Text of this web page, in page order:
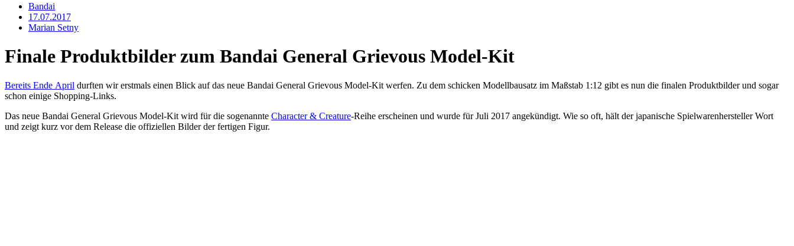
Bandai
17.07.2017
Marian Setny
Finale Produktbilder zum Bandai General Grievous Model-Kit
Bereits Ende April durften wir erstmals einen Blick auf das neue Bandai General Grievous Model-Kit werfen. Zu dem schicken Modellbausatz im Maßstab 1:12 gibt es nun die finalen Produktbilder und sogar
schon einige Shopping-Links.
Das neue Bandai General Grievous Model-Kit wird für die sogenannte Character & Creature-Reihe erscheinen und wurde für Juli 2017 angekündigt. Wie so oft, hält der japanische Spielwarenhersteller Wort
und zeigt kurz vor dem Release die offiziellen Bilder der fertigen Figur.